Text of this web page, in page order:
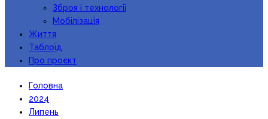
Зброя і технології
Мобілізація
Життя
Таблоїд
Про проєкт
Головна
2024
Липень